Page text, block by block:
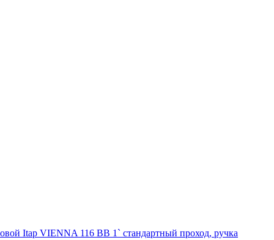
Itap VIENNA 116 ВВ 1` стандартный проход, ручка